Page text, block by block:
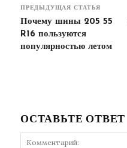
ПРЕДЫДУЩАЯ СТАТЬЯ
Почему шины 205 55
R16 пользуются
популярностью летом
ОСТАВЬТЕ ОТВЕТ